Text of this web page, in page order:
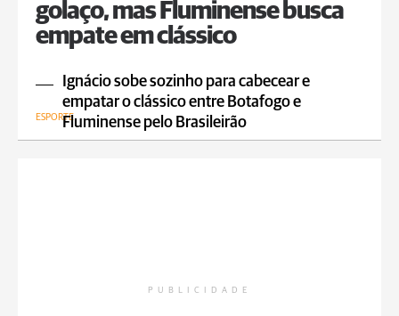
golaço, mas Fluminense busca
empate em clássico
Ignácio sobe sozinho para cabecear e
empatar o clássico entre Botafogo e
Fluminense pelo Brasileirão
ESPORTE
PUBLICIDADE